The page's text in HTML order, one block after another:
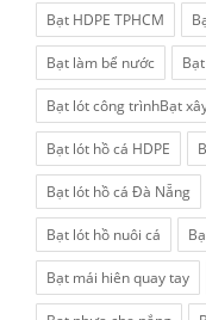
Bạt HDPE TPHCM
Bạt làm bể nước
Bạt lót công trìnhBạt
Bạt lót hồ cá HDPE
Bạt lót hồ cá Đà Nẵng
Bạt lót hồ nuôi cá
Bạt mái hiên quay tay